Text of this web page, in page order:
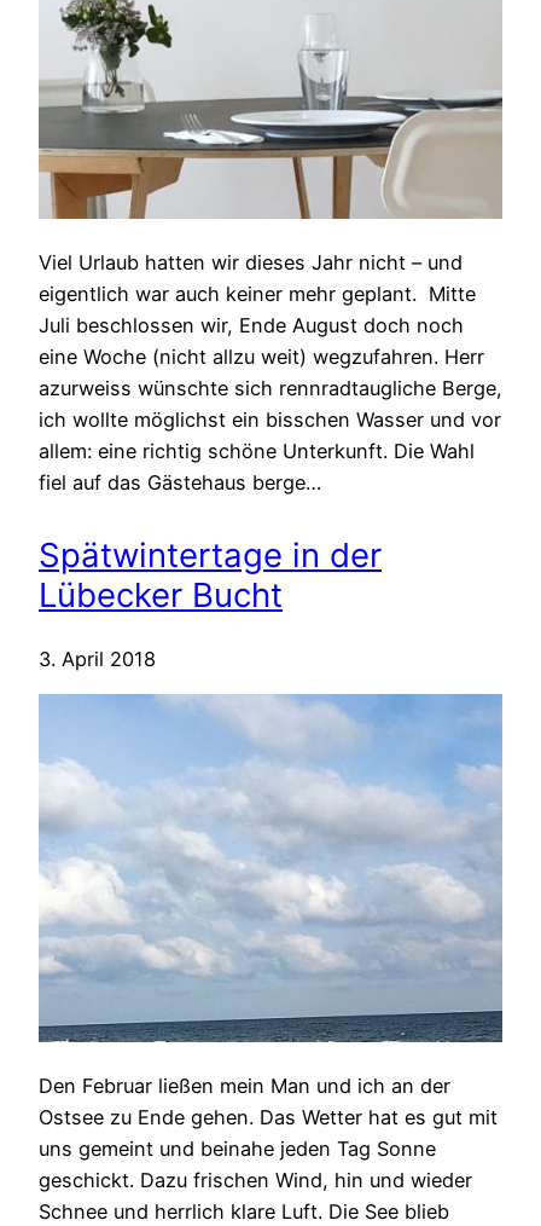
Viel Urlaub hatten wir dieses Jahr nicht – und
eigentlich war auch keiner mehr geplant. Mitte
Juli beschlossen wir, Ende August doch noch
eine Woche (nicht allzu weit) wegzufahren. Herr
azurweiss wünschte sich rennradtaugliche Berge,
ich wollte möglichst ein bisschen Wasser und vor
allem: eine richtig schöne Unterkunft. Die Wahl
fiel auf das Gästehaus berge…
Spätwintertage in der
Lübecker Bucht
3. April 2018
Den Februar ließen mein Man und ich an der
Ostsee zu Ende gehen. Das Wetter hat es gut mit
uns gemeint und beinahe jeden Tag Sonne
geschickt. Dazu frischen Wind, hin und wieder
Schnee und herrlich klare Luft. Die See blieb